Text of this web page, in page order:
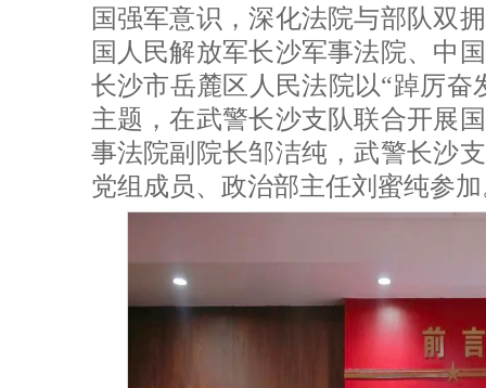
国强军意识，深化法院与部队双
国人民解放军长沙军事法院、中
长沙市岳麓区人民法院以“踔厉
主题，在武警长沙支队联合开展
事法院副院长邹洁纯，武警长沙
党组成员、政治部主任刘蜜纯参